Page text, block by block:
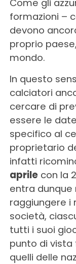
Come gli
formazioni –
devono
proprio
mondo.
In questo
calciatori
cercare di
essere le
specifico al
proprietario
infatti
aprilecon la
entra dunque
raggiungere i
società,
tutti i suoi
punto di vista
quelli delle